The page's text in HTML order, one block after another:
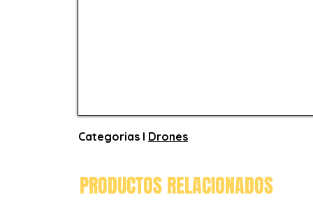
Categorias I Drones
PRODUCTOS RELACIONADOS